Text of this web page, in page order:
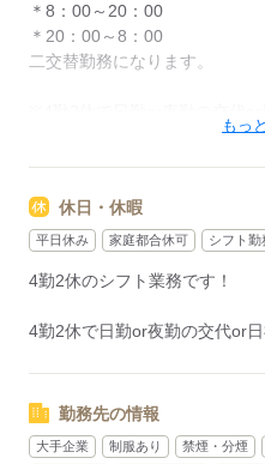
＊8：00～20：00
＊20：00～8：00
二交替勤務になります。
もっ
休日・休暇
平日休み 家庭都合休可 シフト勤
4勤2休のシフト業務です！
4勤2休で日勤or夜勤の交代or
勤務先の情報
大手企業 制服あり 禁煙・分煙